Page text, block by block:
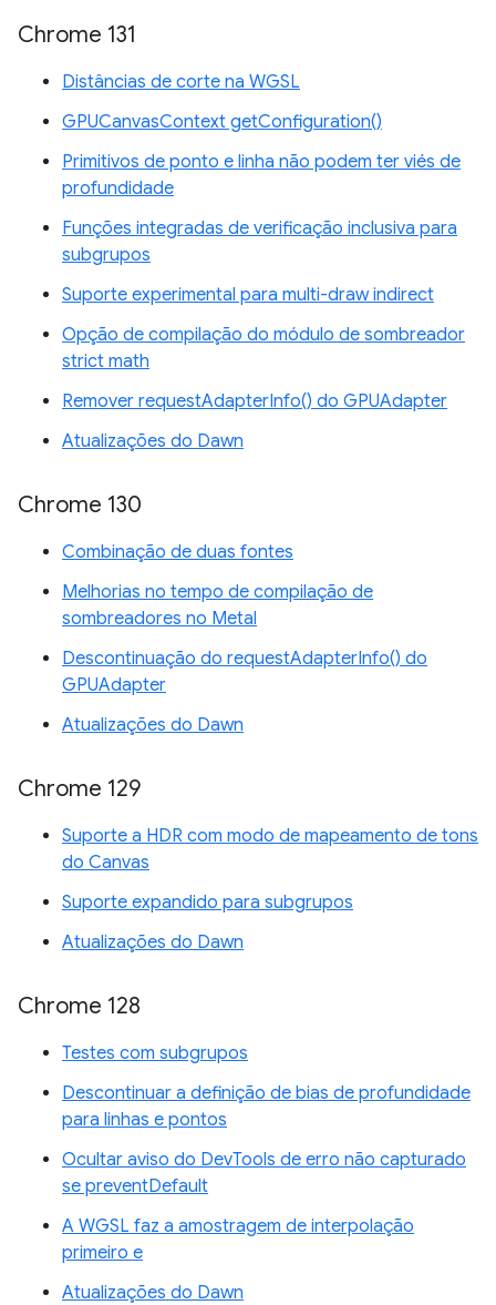
Chrome 131
Distâncias de corte na WGSL
GPUCanvasContext getConfiguration()
Primitivos de ponto e linha não podem ter viés de
profundidade
Funções integradas de verificação inclusiva para
subgrupos
Suporte experimental para multi-draw indirect
Opção de compilação do módulo de sombreador
strict math
Remover requestAdapterInfo() do GPUAdapter
Atualizações do Dawn
Chrome 130
Combinação de duas fontes
Melhorias no tempo de compilação de
sombreadores no Metal
Descontinuação do requestAdapterInfo() do
GPUAdapter
Atualizações do Dawn
Chrome 129
Suporte a HDR com modo de mapeamento de tons
do Canvas
Suporte expandido para subgrupos
Atualizações do Dawn
Chrome 128
Testes com subgrupos
Descontinuar a definição de bias de profundidade
para linhas e pontos
Ocultar aviso do DevTools de erro não capturado
se preventDefault
A WGSL faz a amostragem de interpolação
primeiro e
Atualizações do Dawn